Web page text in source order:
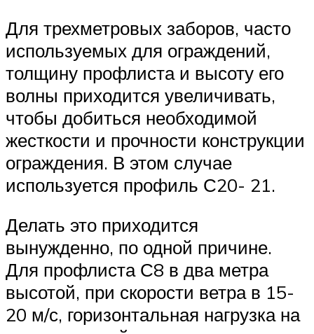
Для трехметровых заборов, часто
используемых для ограждений,
толщину профлиста и высоту его
волны приходится увеличивать,
чтобы добиться необходимой
жесткости и прочности конструкции
ограждения. В этом случае
используется профиль С20- 21.
Делать это приходится
вынужденно, по одной причине.
Для профлиста С8 в два метра
высотой, при скорости ветра в 15-
20 м/с, горизонтальная нагрузка на